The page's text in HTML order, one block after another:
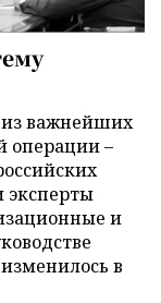
важнейших
операции –
эксперты
и
в